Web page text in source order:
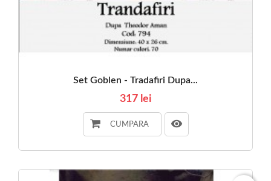
Set Goblen - Tradafiri Dupa...
317 lei
CUMPARA